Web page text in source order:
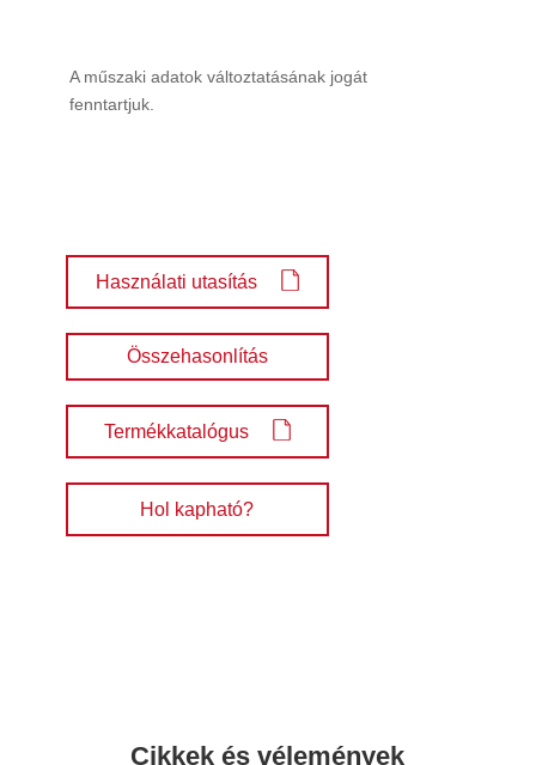
A műszaki adatok változtatásának jogát
fenntartjuk.
Használati utasítás
Összehasonlítás
Termékkatalógus
Hol kapható?
Cikkek és vélemények